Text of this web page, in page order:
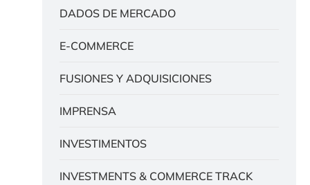
DADOS DE MERCADO
E-COMMERCE
FUSIONES Y ADQUISICIONES
IMPRENSA
INVESTIMENTOS
INVESTMENTS & COMMERCE TRACK